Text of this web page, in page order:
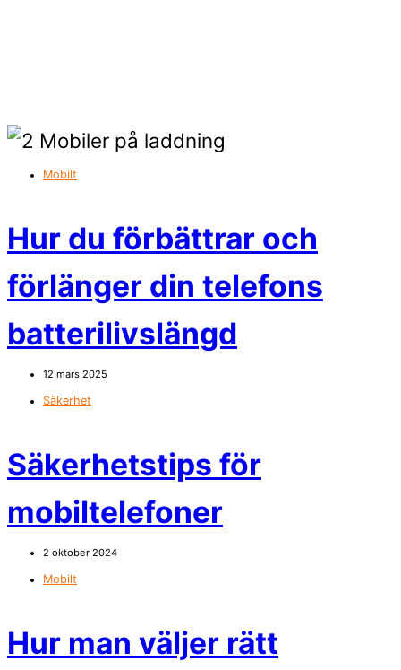
Mobilt
Hur du förbättrar och
förlänger din telefons
batterilivslängd
12 mars 2025
Säkerhet
Säkerhetstips för
mobiltelefoner
2 oktober 2024
Mobilt
Hur man väljer rätt